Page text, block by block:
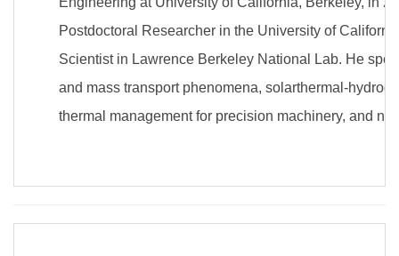
Postdoctoral Researcher in the University of
Scientist in Lawrence Berkeley National Lab. He
and mass transport phenomena, solarthermal-
thermal management for precision machinery, and